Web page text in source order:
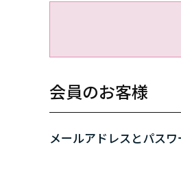
会員のお客様
メールアドレスとパスワ